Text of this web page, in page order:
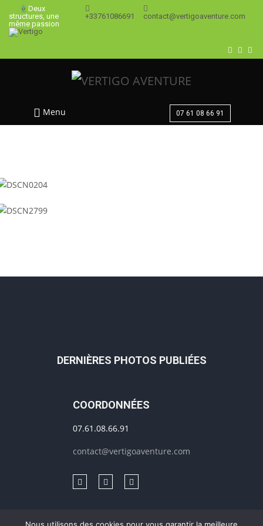
Deux
structures, une
même passion
+33761086691 contact@vertigoaventure.com
Menu 07 61 08 66 91
DERNIÈRES PHOTOS PUBLIÉES
COORDONNÉES
07.61.08.66.91
contact@vertigoaventure.com